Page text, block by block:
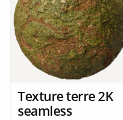
Texture terre 2K
seamless